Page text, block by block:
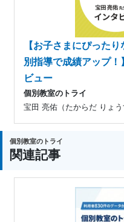
【お子さまにぴった
別指導で成績アップ
ビュー
個別教室のトライ
宝田 亮佑（たからだ りょ
個別教室のトライ
関連記事